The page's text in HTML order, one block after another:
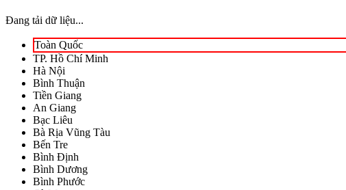
Đang tải dữ liệu...
Toàn Quốc
TP. Hồ Chí Minh
Hà Nội
Bình Thuận
Tiền Giang
An Giang
Bạc Liêu
Bà Rịa Vũng Tàu
Bến Tre
Bình Định
Bình Dương
Bình Phước